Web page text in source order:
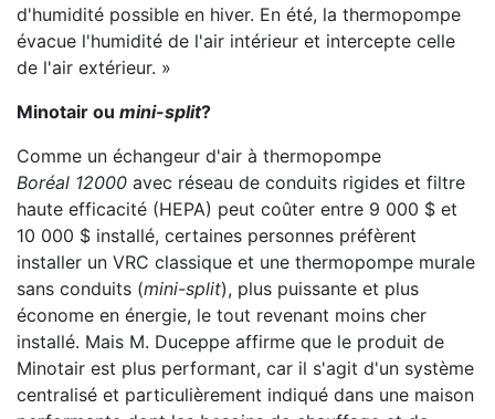
d'humidité possible en hiver. En été, la thermopompe
évacue l'humidité de l'air intérieur et intercepte celle
de l'air extérieur. »
Minotair ou mini-split?
Comme un échangeur d'air à thermopompe
Boréal 12000 avec réseau de conduits rigides et filtre
haute efficacité (HEPA) peut coûter entre 9 000 $ et
10 000 $ installé, certaines personnes préfèrent
installer un VRC classique et une thermopompe murale
sans conduits (mini-split), plus puissante et plus
économe en énergie, le tout revenant moins cher
installé. Mais M. Duceppe affirme que le produit de
Minotair est plus performant, car il s'agit d'un système
centralisé et particulièrement indiqué dans une maison